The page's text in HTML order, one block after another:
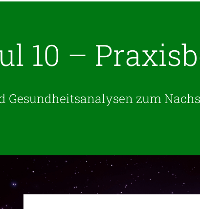
10 –
Gesundheitsanalysen zum